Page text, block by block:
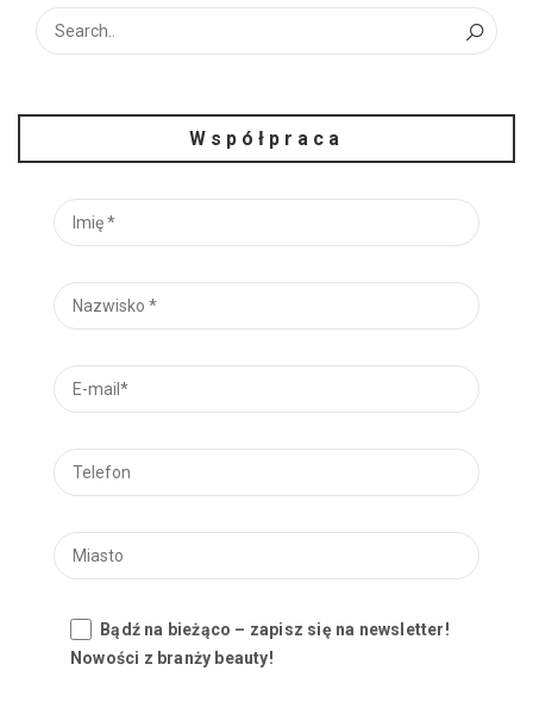
Współpraca
Bądź na bieżąco – zapisz się na newsletter!
Nowości z branży beauty!